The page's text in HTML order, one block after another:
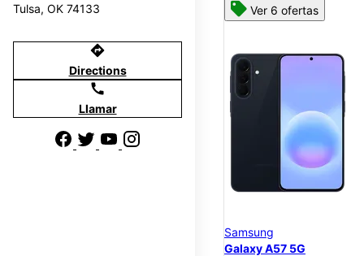
Tulsa, OK 74133
directions
Directions
call
Llamar
Ver 6 ofertas
Samsung
Galaxy A57 5G